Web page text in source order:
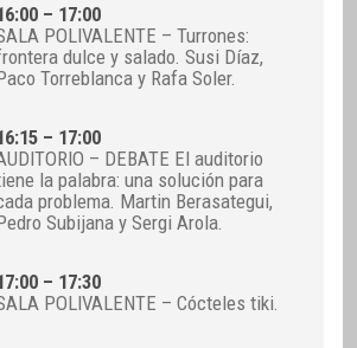
– 17:00
POLIVALENTE – Turrones:
dulce y salado. Susi Díaz,
Torreblanca y Rafa Soler.
– 17:00
– DEBATE El auditorio
la palabra: una solución para
problema. Martin Berasategui,
Subijana y Sergi Arola.
– 17:30
POLIVALENTE – Cócteles tiki.